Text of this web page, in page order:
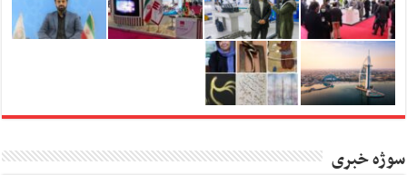
سوژه خبری